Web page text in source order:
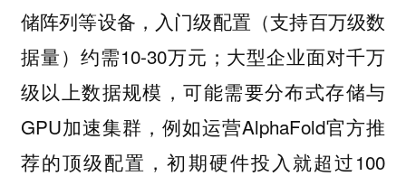
储阵列等设备，入门级配置（支持百万级数
据量）约需10-30万元；大型企业面对千万
级以上数据规模，可能需要分布式存储与
GPU加速集群，例如运营AlphaFold官方推
荐的顶级配置，初期硬件投入就超过100